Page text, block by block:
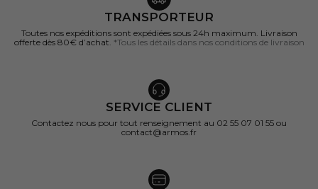
TRANSPORTEUR
Toutes nos expéditions sont expédiées sous 24h maximum. Livraison
offerte dès 80€ d’achat. *Tous les détails dans nos conditions de livraison
SERVICE CLIENT
Contactez nous pour tout renseignement au 02 55 07 01 55 ou
contact@armos.fr